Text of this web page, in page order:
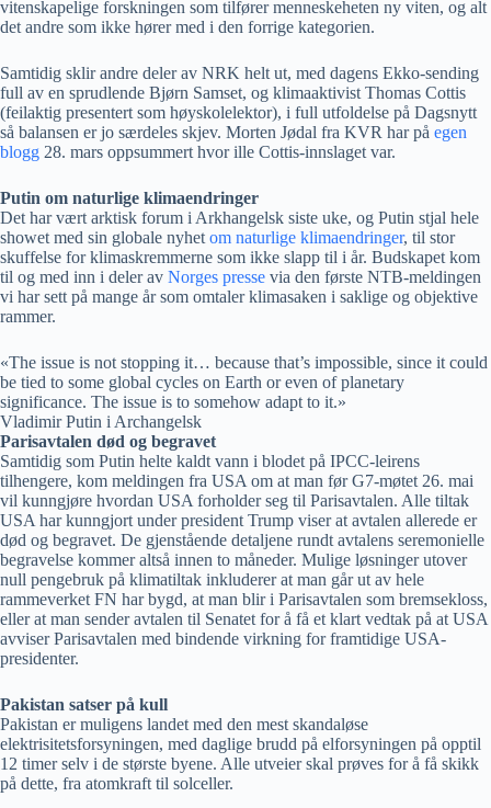
vitenskapelige forskningen som tilfører menneskeheten ny viten, og alt
det andre som ikke hører med i den forrige kategorien.
Samtidig sklir andre deler av NRK helt ut, med dagens Ekko-sending
full av en sprudlende Bjørn Samset, og klimaaktivist Thomas Cottis
(feilaktig presentert som høyskolelektor), i full utfoldelse på Dagsnytt
så balansen er jo særdeles skjev. Morten Jødal fra KVR har på egen
blogg 28. mars oppsummert hvor ille Cottis-innslaget var.
Putin om naturlige klimaendringer
Det har vært arktisk forum i Arkhangelsk siste uke, og Putin stjal hele
showet med sin globale nyhet om naturlige klimaendringer, til stor
skuffelse for klimaskremmerne som ikke slapp til i år. Budskapet kom
til og med inn i deler av Norges presse via den første NTB-meldingen
vi har sett på mange år som omtaler klimasaken i saklige og objektive
rammer.
«The issue is not stopping it… because that’s impossible, since it could
be tied to some global cycles on Earth or even of planetary
significance. The issue is to somehow adapt to it.»
Vladimir Putin i Archangelsk
Parisavtalen død og begravet
Samtidig som Putin helte kaldt vann i blodet på IPCC-leirens
tilhengere, kom meldingen fra USA om at man før G7-møtet 26. mai
vil kunngjøre hvordan USA forholder seg til Parisavtalen. Alle tiltak
USA har kunngjort under president Trump viser at avtalen allerede er
død og begravet. De gjenstående detaljene rundt avtalens seremonielle
begravelse kommer altså innen to måneder. Mulige løsninger utover
null pengebruk på klimatiltak inkluderer at man går ut av hele
rammeverket FN har bygd, at man blir i Parisavtalen som bremsekloss,
eller at man sender avtalen til Senatet for å få et klart vedtak på at USA
avviser Parisavtalen med bindende virkning for framtidige USA-
presidenter.
Pakistan satser på kull
Pakistan er muligens landet med den mest skandaløse
elektrisitetsforsyningen, med daglige brudd på elforsyningen på opptil
12 timer selv i de største byene. Alle utveier skal prøves for å få skikk
på dette, fra atomkraft til solceller.